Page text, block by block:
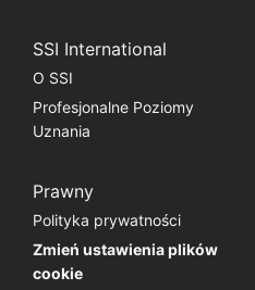
SSI International
O SSI
Profesjonalne Poziomy
Uznania
Prawny
Polityka prywatności
Zmień ustawienia plików
cookie